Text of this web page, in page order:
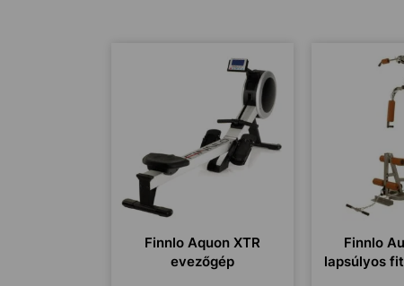
Finnlo Aquon XTR
evezőgép
Finnlo
lapsúlyos